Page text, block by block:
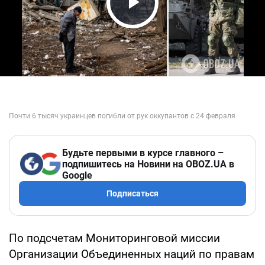
Play Video
Будьте первыми в курсе главного –
подпишитесь на Новини на OBOZ.UA в
Google
Подписаться
По подсчетам Мониторинговой миссии
Организации Объединенных наций по правам